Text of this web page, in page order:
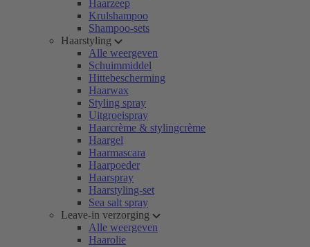
Haarzeep
Krulshampoo
Shampoo-sets
Haarstyling
Alle weergeven
Schuimmiddel
Hittebescherming
Haarwax
Styling spray
Uitgroeispray
Haarcrème & stylingcrème
Haargel
Haarmascara
Haarpoeder
Haarspray
Haarstyling-set
Sea salt spray
Leave-in verzorging
Alle weergeven
Haarolie